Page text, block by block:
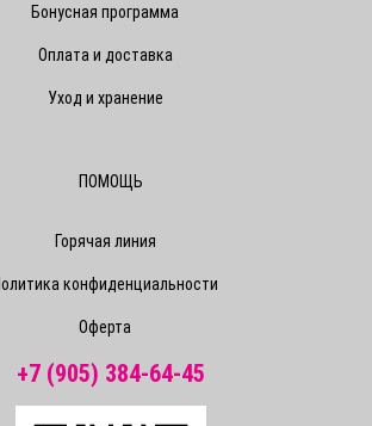
Бонусная программа
Оплата и доставка
Уход и хранение
ПОМОЩЬ
Горячая линия
конфиденциальности
Оферта
+7 (905) 384-64-45